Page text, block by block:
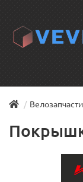
Велозапчасти